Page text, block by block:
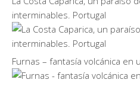
interminables. Portugal
Furnas – fantasía volcánica en